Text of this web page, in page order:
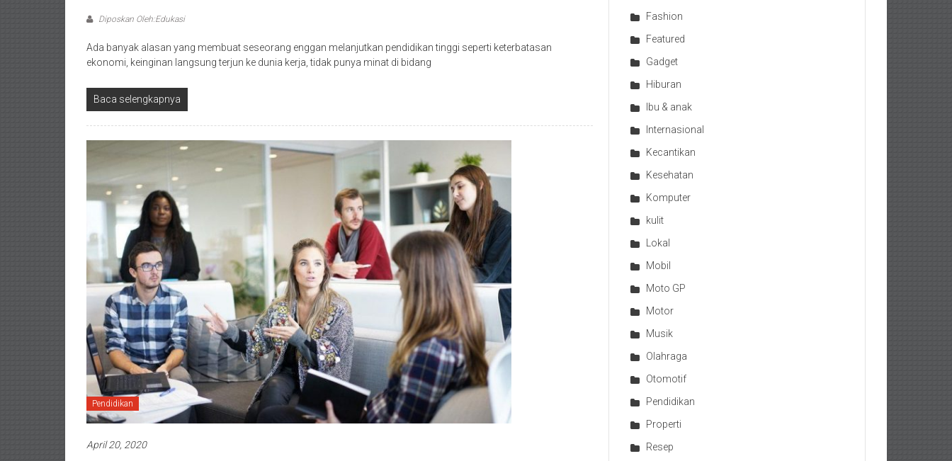
Diposkan Oleh:Edukasi
Ada banyak alasan yang membuat seseorang enggan melanjutkan pendidikan tinggi seperti keterbatasan
ekonomi, keinginan langsung terjun ke dunia kerja, tidak punya minat di bidang
Baca selengkapnya
Pendidikan
April 20, 2020
Fashion
Featured
Gadget
Hiburan
Ibu & anak
Internasional
Kecantikan
Kesehatan
Komputer
kulit
Lokal
Mobil
Moto GP
Motor
Musik
Olahraga
Otomotif
Pendidikan
Properti
Resep